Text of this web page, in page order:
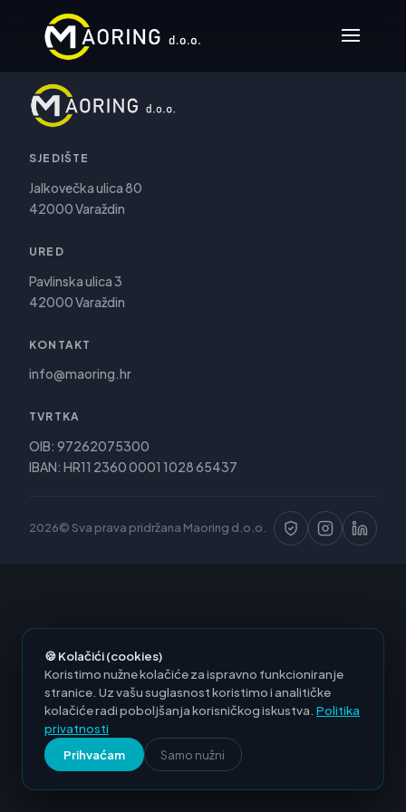
SJEDIŠTE
Jalkovečka ulica 80
42000 Varaždin
URED
Pavlinska ulica 3
42000 Varaždin
KONTAKT
info@maoring.hr
TVRTKA
OIB: 97262075300
IBAN: HR11 2360 0001 1028 65437
2026© Sva prava pridržana Maoring d.o.o.
🍪 Kolačići (cookies)
Koristimo nužne kolačiće za ispravno funkcioniranje
stranice. Uz vašu suglasnost koristimo i analitičke
kolačiće radi poboljšanja korisničkog iskustva. Politika
privatnosti
Prihvaćam
Samo nužni